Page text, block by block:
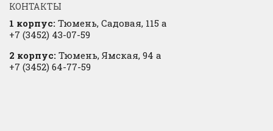
КОНТАКТЫ
1 корпус: Тюмень, Садовая, 115 а
+7 (3452) 43-07-59
2 корпус: Тюмень, Ямская, 94 а
+7 (3452) 64-77-59